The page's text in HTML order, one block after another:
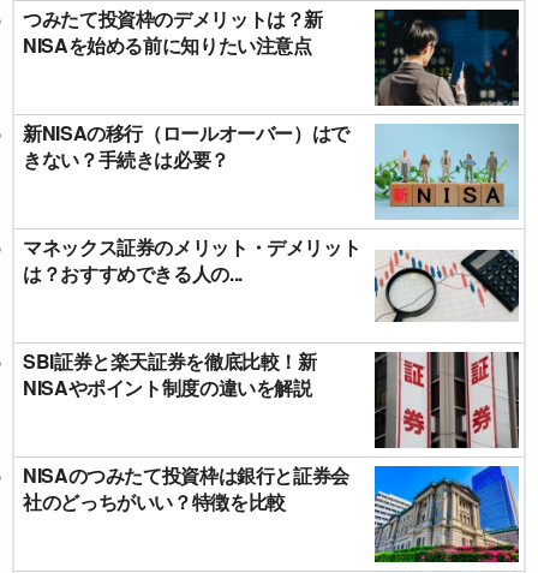
つみたて投資枠のデメリットは？新
NISAを始める前に知りたい注意点
新NISAの移行（ロールオーバー）はで
きない？手続きは必要？
マネックス証券のメリット・デメリット
は？おすすめできる人の...
SBI証券と楽天証券を徹底比較！新
NISAやポイント制度の違いを解説
NISAのつみたて投資枠は銀行と証券会
社のどっちがいい？特徴を比較